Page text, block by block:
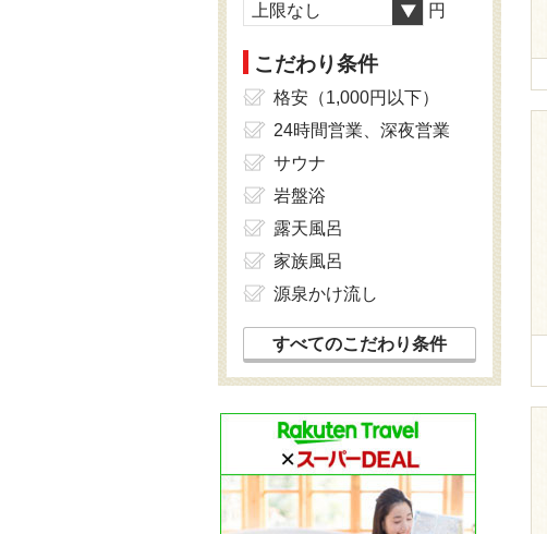
上限なし 円
こだわり条件
格安（1,000円以下）
24時間営業、深夜営業
サウナ
岩盤浴
露天風呂
家族風呂
源泉かけ流し
すべてのこだわり条件